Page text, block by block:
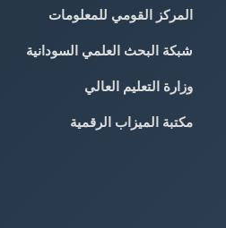
المركز القومي للمعلومات
شبكة البحث العلمي السودانية
وزارة التعليم العالي
مكتبة الميزاب الرقمية